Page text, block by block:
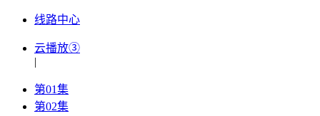
线路中心
云播放③
|
第01集
第02集